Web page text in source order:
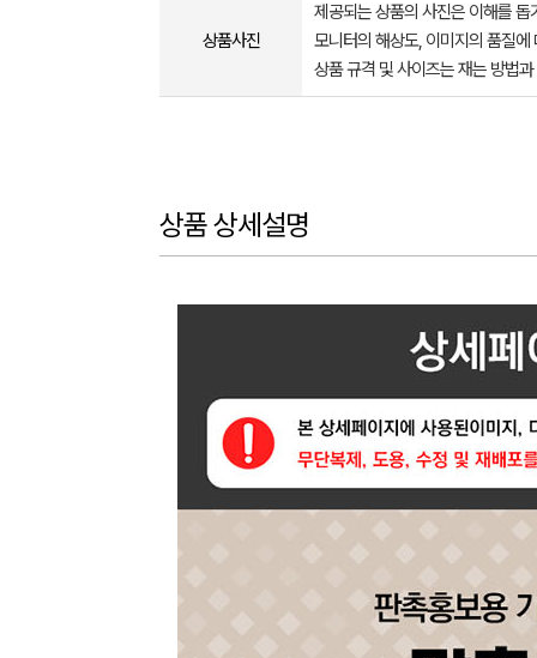
상품사진
제공되는 상품의 사진은 이해를
모니터의 해상도, 이미지의 품질
상품 규격 및 사이즈는 재는 방법
상품 상세설명